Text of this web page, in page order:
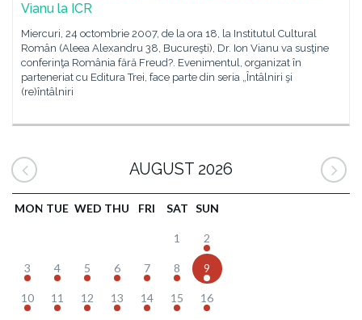
Vianu la ICR
Miercuri, 24 octombrie 2007, de la ora 18, la Institutul Cultural
Român (Aleea Alexandru 38, Bucureşti), Dr. Ion Vianu va susţine
conferinţa România fără Freud?. Evenimentul, organizat în
parteneriat cu Editura Trei, face parte din seria „Întâlniri şi
(re)întâlniri
AUGUST 2026
MON TUE WED THU FRI SAT SUN
1 2
3 4 5 6 7 8 9
10 11 12 13 14 15 16